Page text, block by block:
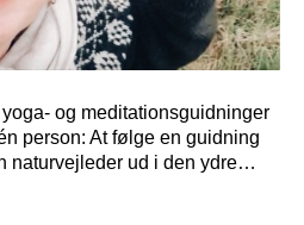
og meditationsguidninger
person: At følge en guidning
naturvejleder ud i den ydre…